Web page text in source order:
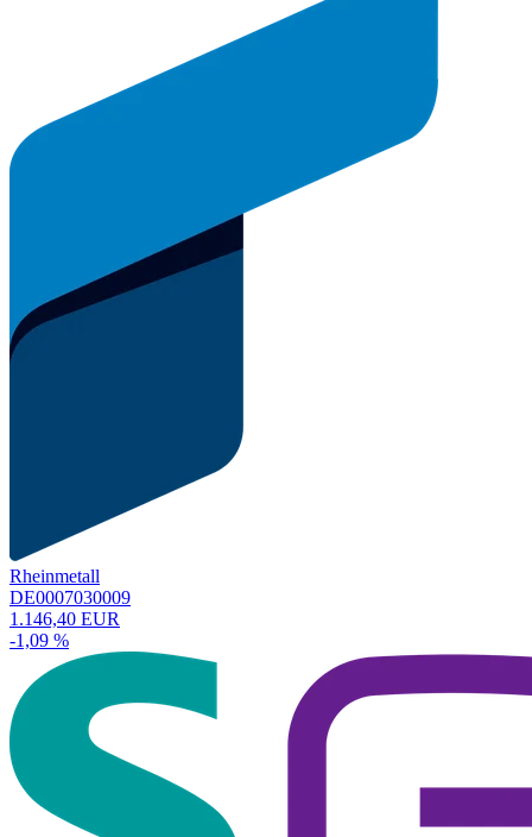
Rheinmetall
DE0007030009
1.146,40 EUR
-1,09 %